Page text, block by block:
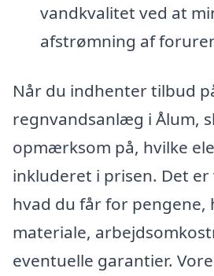
vandkvalitet ved at
afstrømning af
Når du indhenter tilbud
regnvandsanlæg i Ålum,
opmærksom på, hvilke
inkluderet i prisen. Det
hvad du får for pengene,
materiale,
eventuelle garantier.